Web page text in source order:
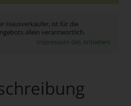
Hausverkäufer, ist für die
allein verantwortlich.
Impressum des Anbieters